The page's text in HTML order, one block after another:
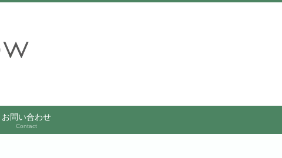
お問い合わせ
Contact